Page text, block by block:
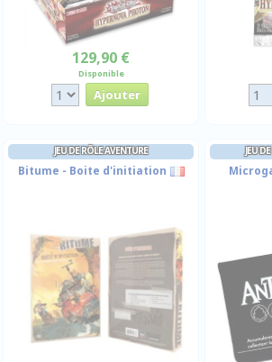
129,90 €
Disponible
JEU DE RÔLE AVENTURE
Bitume - Boite d'initiation
JEU